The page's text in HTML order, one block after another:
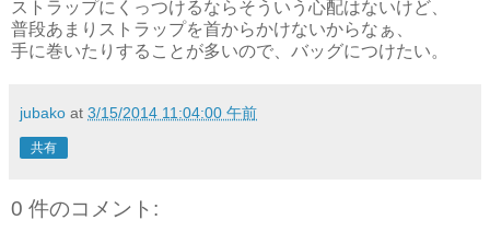
ストラップにくっつけるならそういう心配はないけど、
普段あまりストラップを首からかけないからなぁ、
手に巻いたりすることが多いので、バッグにつけたい。
jubako at 3/15/2014 11:04:00 午前
共有
0 件のコメント: